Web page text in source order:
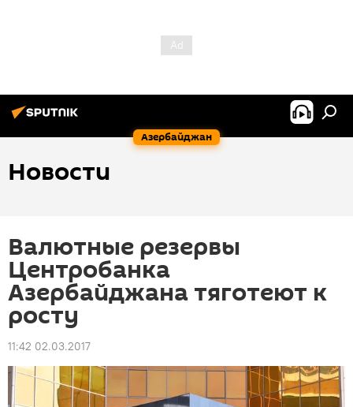
Азербайджан
Новости
Валютные резервы
Центробанка
Азербайджана тяготеют к
росту
11:42 02.03.2017